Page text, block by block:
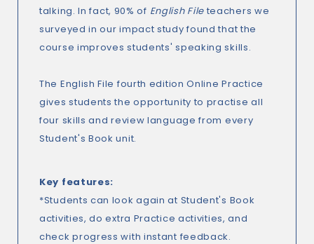
talking. In fact, 90% of English Fileteachers we
surveyed in our impact study found that the
course improves students' speaking skills.
The English File fourth edition Online Practice
gives students the opportunity to practise all
four skills and review language from every
Student's Book unit.
Key features:
*Students can look again at Student's Book
activities, do extra Practice activities, and
check progress with instant feedback.